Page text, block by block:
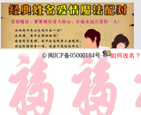
© 闽ICP备05000184号 如何改名？